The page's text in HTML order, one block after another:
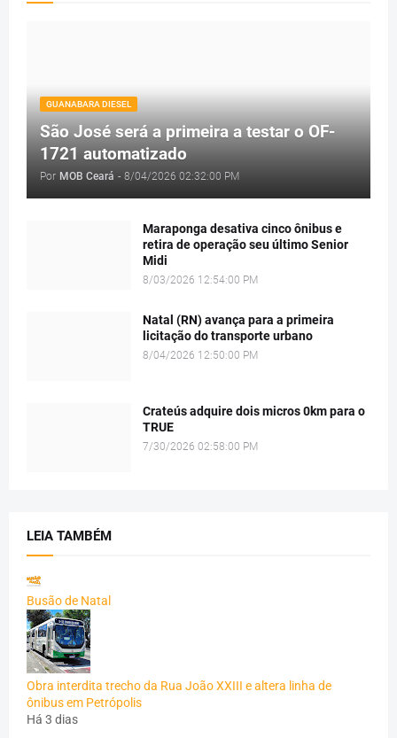
GUANABARA DIESEL
São José será a primeira a testar o OF-
1721 automatizado
Por MOB Ceará - 8/04/2026 02:32:00 PM
Maraponga desativa cinco ônibus e
retira de operação seu último Senior
Midi
8/03/2026 12:54:00 PM
Natal (RN) avança para a primeira
licitação do transporte urbano
8/04/2026 12:50:00 PM
Crateús adquire dois micros 0km para o
TRUE
7/30/2026 02:58:00 PM
LEIA TAMBÉM
Busão de Natal
Obra interdita trecho da Rua João XXIII e altera linha de
ônibus em Petrópolis
Há 3 dias